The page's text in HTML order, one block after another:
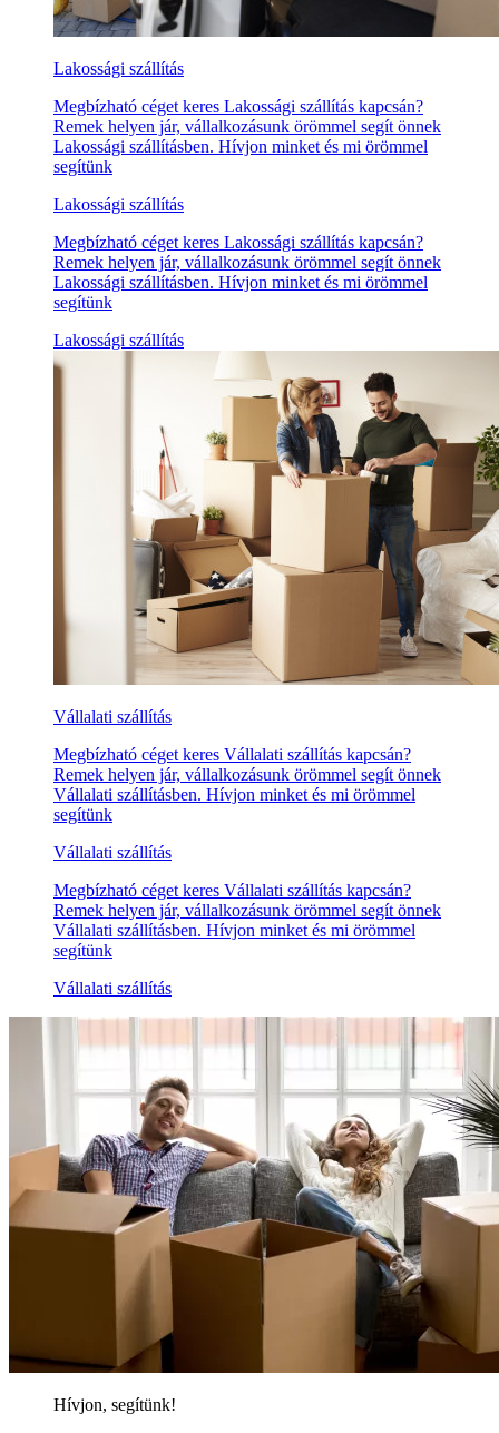
Lakossági szállítás
Megbízható céget keres Lakossági szállítás kapcsán?
Remek helyen jár, vállalkozásunk örömmel segít önnek
Lakossági szállításben. Hívjon minket és mi örömmel
segítünk
Lakossági szállítás
Megbízható céget keres Lakossági szállítás kapcsán?
Remek helyen jár, vállalkozásunk örömmel segít önnek
Lakossági szállításben. Hívjon minket és mi örömmel
segítünk
Lakossági szállítás
Vállalati szállítás
Megbízható céget keres Vállalati szállítás kapcsán?
Remek helyen jár, vállalkozásunk örömmel segít önnek
Vállalati szállításben. Hívjon minket és mi örömmel
segítünk
Vállalati szállítás
Megbízható céget keres Vállalati szállítás kapcsán?
Remek helyen jár, vállalkozásunk örömmel segít önnek
Vállalati szállításben. Hívjon minket és mi örömmel
segítünk
Vállalati szállítás
Hívjon, segítünk!